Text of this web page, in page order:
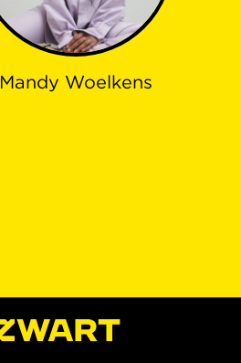
Mandy Woelkens